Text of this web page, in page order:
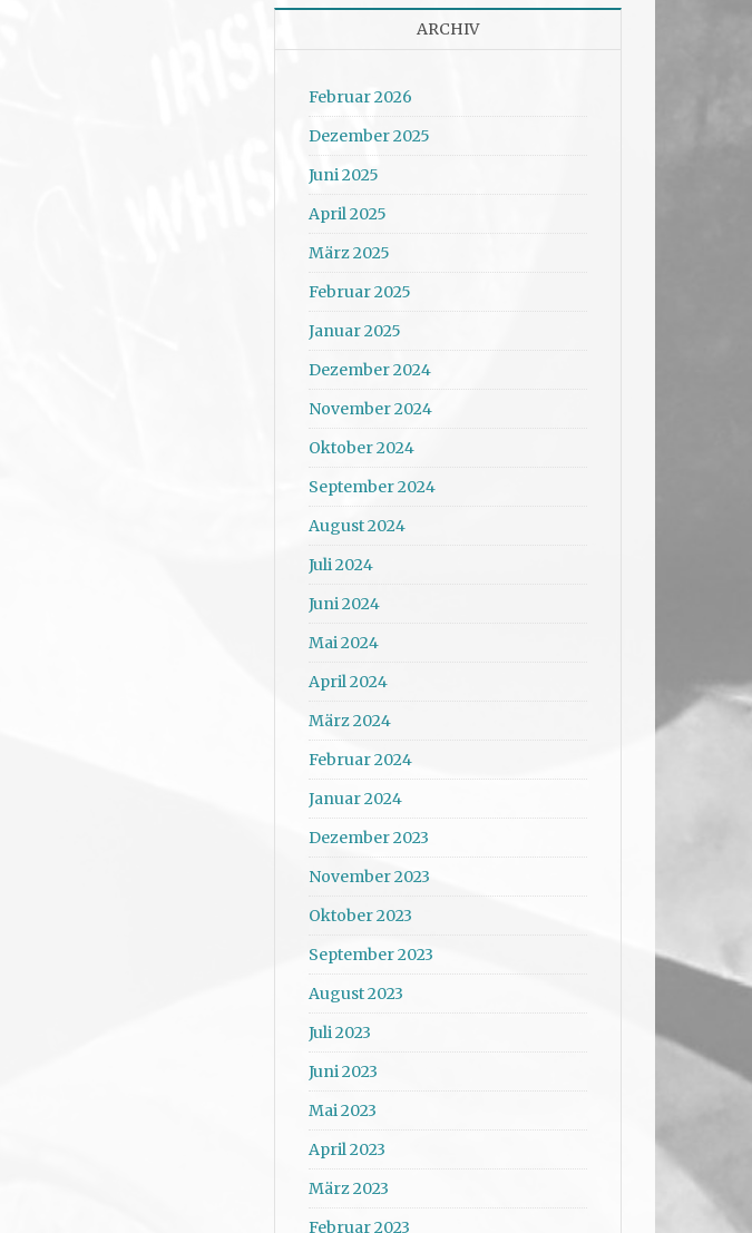
ARCHIV
Februar 2026
Dezember 2025
Juni 2025
April 2025
März 2025
Februar 2025
Januar 2025
Dezember 2024
November 2024
Oktober 2024
September 2024
August 2024
Juli 2024
Juni 2024
Mai 2024
April 2024
März 2024
Februar 2024
Januar 2024
Dezember 2023
November 2023
Oktober 2023
September 2023
August 2023
Juli 2023
Juni 2023
Mai 2023
April 2023
März 2023
Februar 2023